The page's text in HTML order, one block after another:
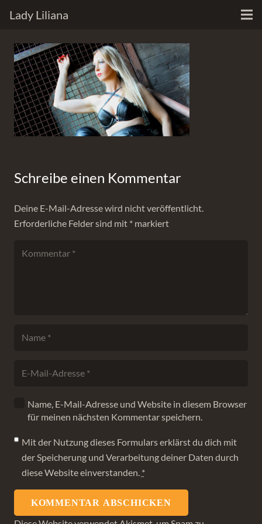
Lady Liliana
Schreibe einen Kommentar
Deine E-Mail-Adresse wird nicht veröffentlicht.
Erforderliche Felder sind mit * markiert
Name, E-Mail-Adresse und Website in diesem Browser
für meinen nächsten Kommentar speichern.
Mit der Nutzung dieses Formulars erklärst du dich mit
der Speicherung und Verarbeitung deiner Daten durch
diese Website einverstanden. *
KOMMENTAR ABSCHICKEN